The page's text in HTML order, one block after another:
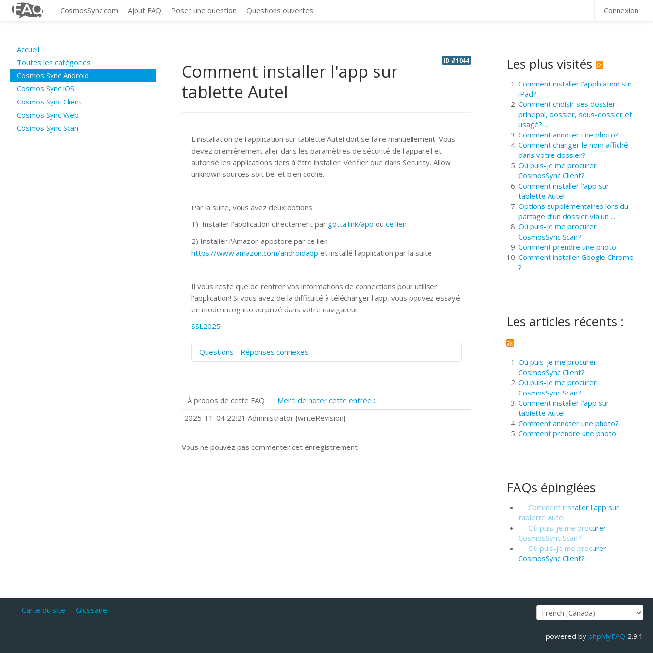
CosmosSync.com Ajout FAQ Poser une question Questions ouvertes Connexion
Accueil
Toutes les catégories
Cosmos Sync Android
Cosmos Sync iOS
Cosmos Sync Client
Cosmos Sync Web
Cosmos Sync Scan
ID #1044
Comment installer l'app sur
tablette Autel
L'installation de l'application sur tablette Autel doit se faire manuellement. Vous
devez premièrement aller dans les paramètres de sécurité de l'appareil et
autorisé les applications tiers à être installer. Vérifier que dans Security, Allow
unknown sources soit bel et bien coché.
Par la suite, vous avez deux options.
1) Installer l'application directement par gotta.link/app ouce lien
2) Installer l'Amazon appstore par ce lien
https://www.amazon.com/androidapp et installé l'application par la suite
Il vous reste que de rentrer vos informations de connections pour utiliser
l'application! Si vous avez de la difficulté à télécharger l'app, vous pouvez essayé
en mode incognito ou privé dans votre navigateur.
SSL2025
Questions - Réponses connexes
Quels navigateurs web sont supportés ?
Comment installer Google Chrome ?
À propos de cette FAQ
Merci de noter cette entrée :
2025-11-04 22:21 Administrator {writeRevision}
Vous ne pouvez pas commenter cet enregistrement
Les plus visités
Comment installer l'application sur
iPad?
Comment choisir ses dossier
principal, dossier, sous-dossier et
usagé? ...
Comment annoter une photo?
Comment changer le nom affiché
dans votre dossier?
Où puis-je me procurer
CosmosSync Client?
Comment installer l'app sur
tablette Autel
Options supplémentaires lors du
partage d’un dossier via un ...
Où puis-je me procurer
CosmosSync Scan?
Comment prendre une photo :
Comment installer Google Chrome
?
Les articles récents :
Où puis-je me procurer
CosmosSync Client?
Où puis-je me procurer
CosmosSync Scan?
Comment installer l'app sur
tablette Autel
Comment annoter une photo?
Comment prendre une photo :
FAQs épinglées
Comment installer l'app sur
tablette Autel
Où puis-je me procurer
CosmosSync Scan?
Où puis-je me procurer
CosmosSync Client?
Carte du site Glossaire
powered by phpMyFAQ 2.9.1